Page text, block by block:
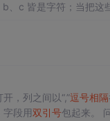
c 皆是字符；当把这
，列之间以“,”逗号相隔
段用双引号包起来。